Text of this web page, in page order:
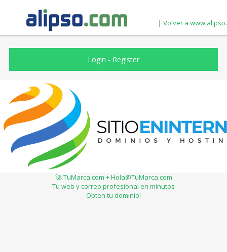
| Volver a
Login - Register
🚀 TuMarca.com + Hola@TuMarca.com
Tu web y correo profesional en minutos
Obten tu dominio!